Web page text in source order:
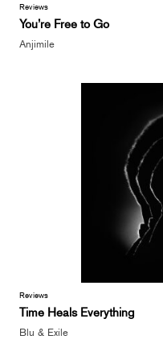
Reviews
You’re Free to Go
Anjimile
Reviews
Time Heals Everything
Blu & Exile